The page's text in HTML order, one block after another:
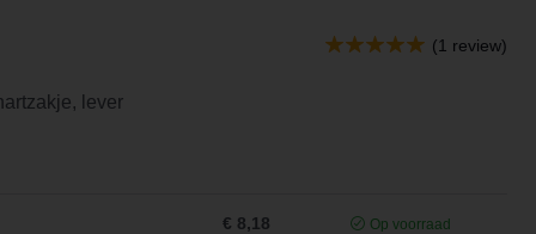
(1 review)
lever
€ 8,18 Op voorraad